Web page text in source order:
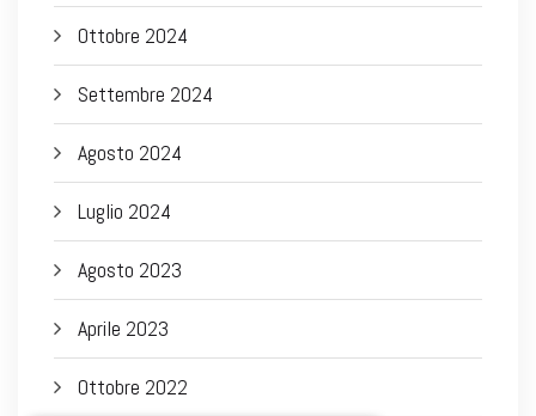
Ottobre 2024
Settembre 2024
Agosto 2024
Luglio 2024
Agosto 2023
Aprile 2023
Ottobre 2022